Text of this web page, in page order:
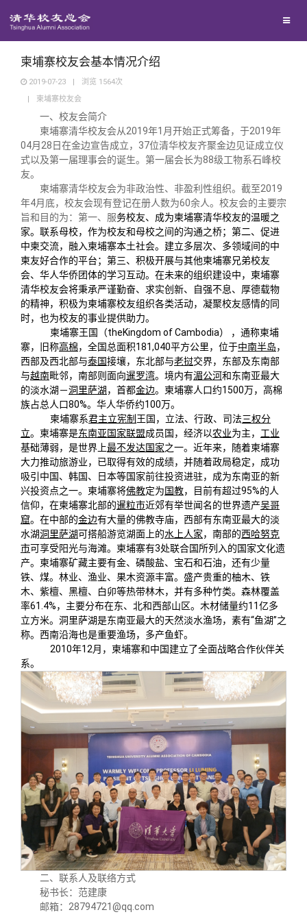
西南联大校友会
捐赠项目
捐赠新闻
捐赠纪事
捐赠方法
义工计划
媒体平台
《清华校友通讯》
《水木清华》
我要订阅
新媒体平台
百年清华
清华人物
清华故事
青春风采
校友文苑
校友讲坛
校友视界
校友服务
终身学习
信息化服务
三创大赛
实用信息
校友总会
总会简介
会长致辞
总会章程
理事会名单
制度法规
联系我们
关闭
柬埔寨校友会基本情况介绍
2019-07-23 | 浏览 1564次
|
柬埔寨校友会
一、校友会简介
柬埔寨清华校友会从2019年1月开始正式筹备，于2019年
04月28日在金边宣告成立，37位清华校友齐聚金边见证成立仪
式以及第一届理事会的诞生。第一届会长为88级工物系石峰校
友。
柬埔寨清华校友会为非政治性、非盈利性组织。截至2019
年4月底，校友会现有登记在册人数为60余人。校友会的主要宗
旨和目的为：第一、服务校友、成为柬埔寨清华校友的温暖之
家。联系母校，作为校友和母校之间的沟通之桥；第二、促进
中柬交流，融入柬埔寨本土社会。建立多层次、多领域间的中
柬友好合作的平台；第三、积极开展与其他柬埔寨兄弟校友
会、华人华侨团体的学习互动。在未来的组织建设中，柬埔寨
清华校友会将秉承严谨勤奋、求实创新、自强不息、厚德载物
的精神，积极为柬埔寨校友组织各类活动，凝聚校友感情的同
时，也为校友的事业提供助力。
柬埔寨王国（theKingdom of Cambodia） ，通称柬埔
寨，旧称高棉，全国总面积181,040平方公里，位于中南半岛，
西部及西北部与泰国接壤，东北部与老挝交界，东部及东南部
与越南毗邻，南部则面向暹罗湾。境内有湄公河和东南亚最大
的淡水湖－洞里萨湖 ，首都金边。柬埔寨人口约1500万，高棉
族占总人口80%。华人华侨约100万。
柬埔寨系君主立宪制 王国，立法、行政、司法三权分
立。柬埔寨是东南亚国家联盟成员国，经济以农业为主， 工业
基础薄弱，是世界上最不发达国家之一。近年来，随着柬埔寨
大力推动旅游业，已取得有效的成绩，并随着政局稳定，成功
吸引中国、韩国、日本等国家前往投资进驻，成为东南亚的新
兴投资点之一。柬埔寨将佛教定为国教，目前有超过95%的人
信仰，在柬埔寨北部的暹粒市近郊有举世闻名的世界遗产吴哥
窟。在中部的金边有大量的佛教寺庙，西部有东南亚最大的淡
水湖洞里萨湖可搭船游览湖面上的水上人家，南部的西哈努克
市可享受阳光与海滩。柬埔寨有3处联合国所列入的国家文化遗
产。柬埔寨矿藏主要有金、磷酸盐、宝石和石油，还有少量
铁、煤。林业、渔业、果木资源丰富。盛产贵重的柚木、铁
木、紫檀、黑檀、白卯等热带林木，并有多种竹类。森林覆盖
率61.4%，主要分布在东、北和西部山区。木材储量约11亿多
立方米。洞里萨湖是东南亚最大的天然淡水渔场，素有“鱼湖”之
称。西南沿海也是重要渔场，多产鱼虾。
2010年12月，柬埔寨和中国建立了全面战略合作伙伴关
系。
二、联系人及联络方式
秘书长：范建康
邮箱：28794721@qq.com